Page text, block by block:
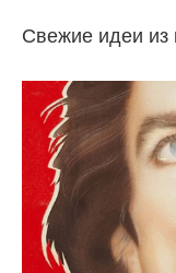
Свежие идеи из